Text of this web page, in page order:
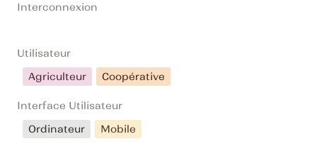
Interconnexion
Utilisateur
Agriculteur
Coopérative
Interface Utilisateur
Ordinateur
Mobile